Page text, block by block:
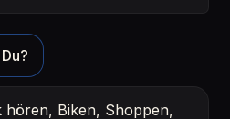
hören, Biken, Shoppen,